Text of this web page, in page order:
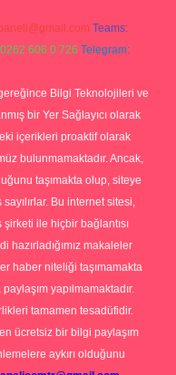
Teams:
606 0 726 Telegram:
Bilgi Teknolojileri ve
bir Yer Sağlayıcı olarak
içerikleri proaktif olarak
bulunmamaktadır. Ancak,
taşımakta olup, siteye
Bu internet sitesi,
ile hiçbir bağlantısı
hazırladığımız makaleler
haber niteliği taşımamakta
yapılmamaktadır.
tamamen tesadüfidir.
ücretsiz bir bilgi paylaşım
aykırı olduğunu